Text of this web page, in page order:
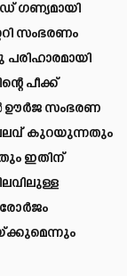
ഗണ്യമായി
സംഭരണം
പീക്ക്
ഊർജ സംഭരണ
കുറയുന്നതും
ഇതിന്